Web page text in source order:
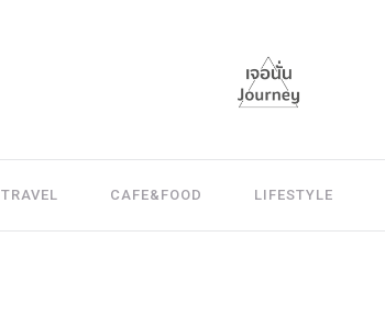
TRAVEL CAFE&FOOD LIFESTYLE